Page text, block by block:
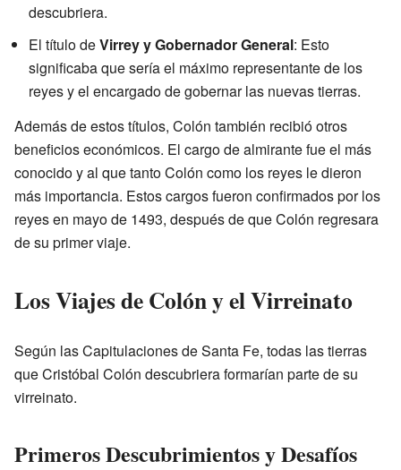
descubriera.
El título deVirrey y Gobernador General: Esto
significaba que sería el máximo representante de los
reyes y el encargado de gobernar las nuevas tierras.
Además de estos títulos, Colón también recibió otros
beneficios económicos. El cargo de almirante fue el más
conocido y al que tanto Colón como los reyes le dieron
más importancia. Estos cargos fueron confirmados por los
reyes en mayo de 1493, después de que Colón regresara
de su primer viaje.
Los Viajes de Colón y el Virreinato
Según las Capitulaciones de Santa Fe, todas las tierras
que Cristóbal Colón descubriera formarían parte de su
virreinato.
Primeros Descubrimientos y Desafíos